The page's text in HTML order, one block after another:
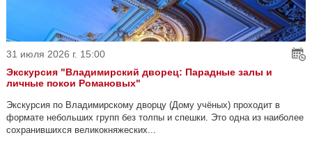
31 июля 2026 г. 15:00
Экскурсия "Владимирский дворец: Парадные залы и
личные покои Романовых"
Экскурсия по Владимирскому дворцу (Дому учёных) проходит в
формате небольших групп без толпы и спешки. Это одна из наиболее
сохранившихся великокняжеских...